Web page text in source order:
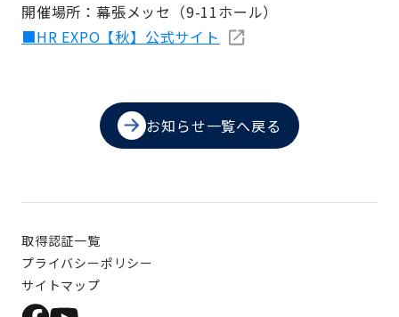
開催場所：幕張メッセ（9-11ホール）
■HR EXPO【秋】公式サイト
お知らせ一覧へ戻る
取得認証一覧
プライバシーポリシー
サイトマップ